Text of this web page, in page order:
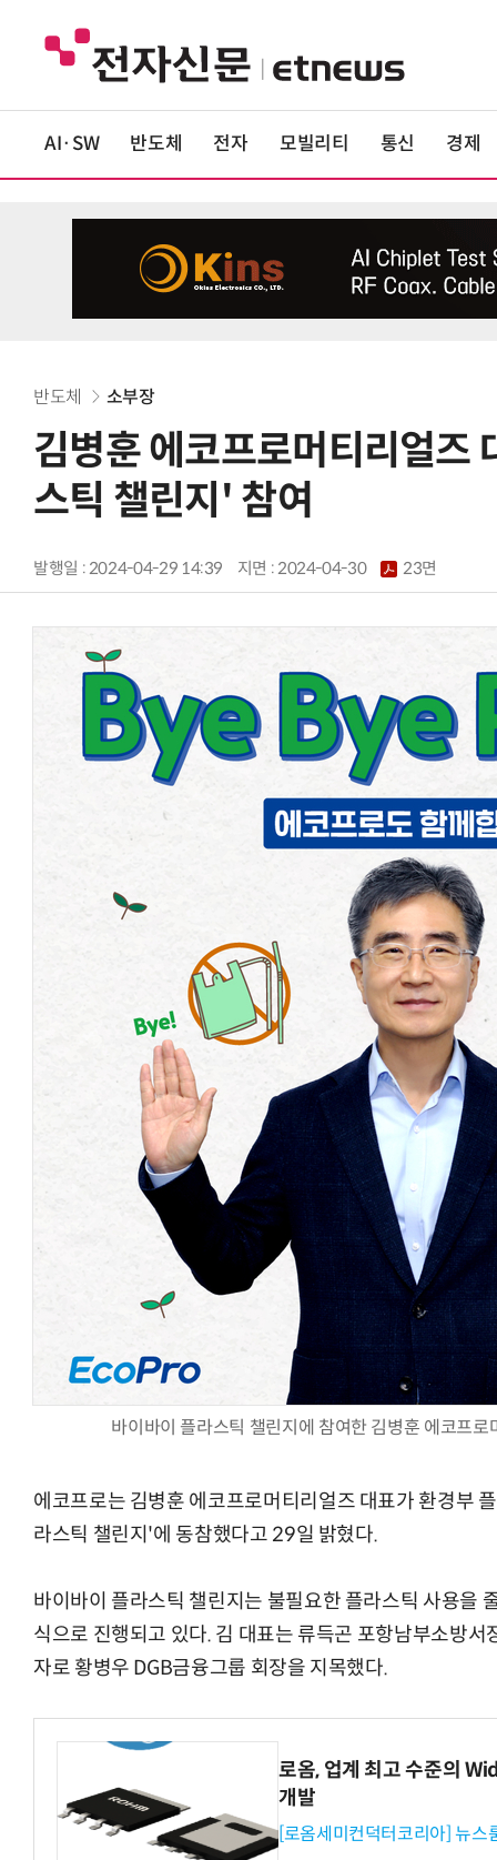
AI·SW 반도체 전자 모빌리티 통신 경제
반도체 소부장
김병훈 에코프로머티리얼즈
스틱 챌린지' 참여
발행일 : 2024-04-29 14:39 지면 :2024-04-30 23면
바이바이 플라스틱 챌린지에 참여한 김병훈 에코프
에코프로는 김병훈 에코프로머티리얼즈 대표가 환경부
라스틱 챌린지'에 동참했다고 29일 밝혔다.
바이바이 플라스틱 챌린지는 불필요한 플라스틱 사용을
식으로 진행되고 있다. 김 대표는 류득곤 포항남부소방
자로 황병우 DGB금융그룹 회장을 지목했다.
로옴, 업계 최고 수준의
개발
[로옴세미컨덕터코리아] 뉴스
양자컴퓨팅 비즈니스·기술 입문 1-